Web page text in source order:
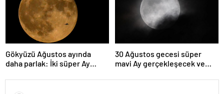
Gökyüzü Ağustos ayında
daha parlak: İki süper Ay
30 Ağustos gecesi süper
mavi Ay gerçekleşecek ve
olacak